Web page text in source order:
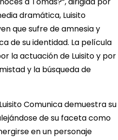
dramática, Luisito
que sufre de amnesia y
de su identidad. La película
la actuación de Luisito y por
y la búsqueda de
Comunica demuestra su
de su faceta como
en un personaje